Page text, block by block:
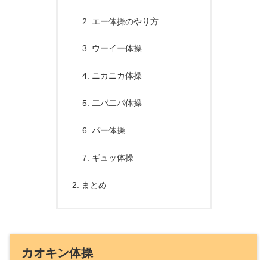
エー体操のやり方
ウーイー体操
ニカニカ体操
二パ二パ体操
パー体操
ギュッ体操
まとめ
カオキン体操